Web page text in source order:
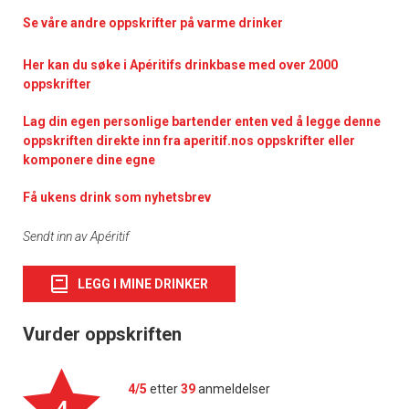
Se våre andre oppskrifter på varme drinker
Her kan du søke i Apéritifs drinkbase med over 2000
oppskrifter
Lag din egen personlige bartender enten ved å legge denne
oppskriften direkte inn fra aperitif.nos oppskrifter eller
komponere dine egne
Få ukens drink som nyhetsbrev
Sendt inn av Apéritif
LEGG I MINE DRINKER
Vurder oppskriften
4/5 etter39anmeldelser